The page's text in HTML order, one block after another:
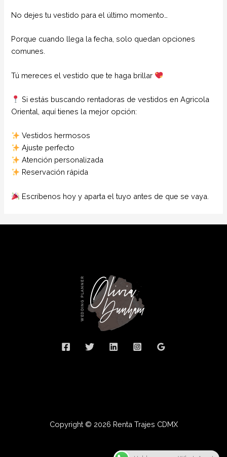
No dejes tu vestido para el último momento…
Porque cuando llega la fecha, solo quedan opciones
comunes.
Tú mereces el vestido que te haga brillar
Si estás buscando rentadoras de vestidos en Agricola
Oriental, aquí tienes la mejor opción:
Vestidos hermosos
Ajuste perfecto
Atención personalizada
Reservación rápida
Escríbenos hoy y aparta el tuyo antes de que se vaya.
Copyright © 2026 Renta Trajes CDMX